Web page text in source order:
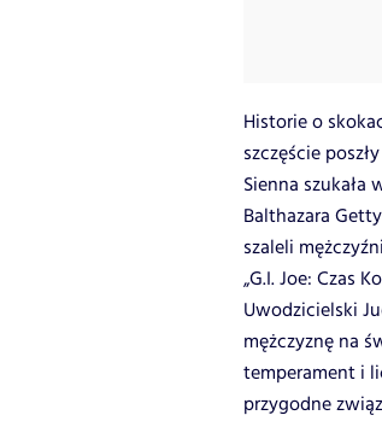
Historie o
szczęście
Sienna szukała
Balthazara
szaleli
„G.I. Joe: Czas
Uwodzicielski
mężczyznę na
temperament i
przygodne